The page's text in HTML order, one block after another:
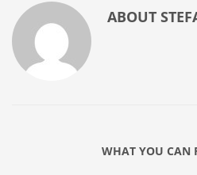
ABOUT
WHAT YOU CAN